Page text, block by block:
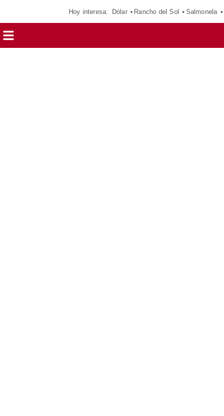
Hoy interesa: Dólar Rancho del Sol Salmonela